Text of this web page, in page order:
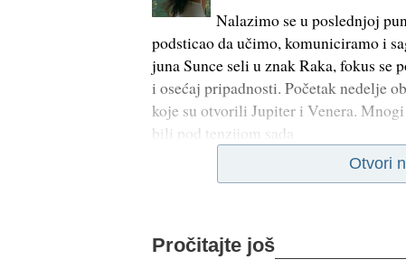
Nalazimo se u poslednjoj
podsticao da učimo, komuniciramo i
juna Sunce seli u znak Raka, fokus se
i osećaj pripadnosti. Početak nedelje
koje su otvorili Jupiter i Venera.
bili pod tenzijom sada
Otvori
Pročitajte još